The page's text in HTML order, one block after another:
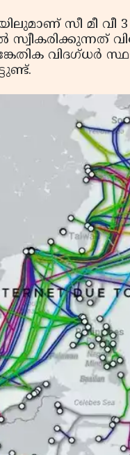
സീ മീ വീ 3
വിദഗ്ധര്‍